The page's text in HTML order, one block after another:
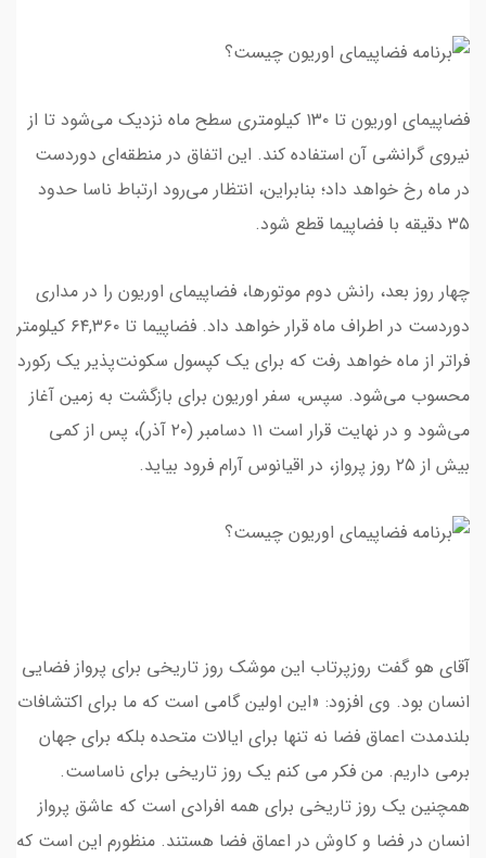
فضاپیمای اوریون تا ۱۳۰ کیلومتری سطح ماه نزدیک می‌شود تا از
نیروی گرانشی آن استفاده کند. این اتفاق در منطقه‌ای دوردست
در ماه رخ خواهد داد؛ بنابراین، انتظار می‌رود ارتباط ناسا حدود
۳۵ دقیقه با فضاپیما قطع شود.
چهار روز بعد، رانش دوم موتورها، فضاپیمای اوریون را در مداری
دوردست در اطراف ماه قرار خواهد داد. فضاپیما تا ۶۴,۳۶۰ کیلومتر
فراتر از ماه خواهد رفت که برای یک کپسول سکونت‌پذیر یک رکورد
محسوب می‌شود. سپس، سفر اوریون برای بازگشت به زمین آغاز
می‌شود و در نهایت قرار است ۱۱ دسامبر (۲۰ آذر)، پس از کمی
بیش از ۲۵ روز پرواز، در اقیانوس آرام فرود بیاید.
آقای هو گفت روزپرتاب این موشک روز تاریخی برای پرواز فضایی
انسان بود. وی افزود: «این اولین گامی است که ما برای اکتشافات
بلندمدت اعماق فضا نه تنها برای ایالات متحده بلکه برای جهان
برمی داریم. من فکر می کنم یک روز تاریخی برای ناساست.
همچنین یک روز تاریخی برای همه افرادی است که عاشق پرواز
انسان در فضا و کاوش در اعماق فضا هستند. منظورم این است که